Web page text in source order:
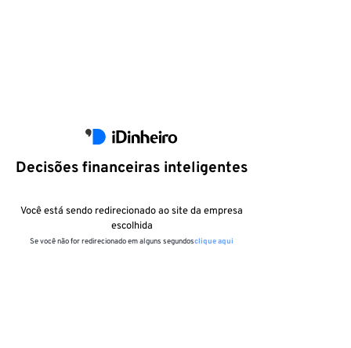
Decisões financeiras inteligentes
Você está sendo redirecionado ao site da empresa
escolhida
Se você não for redirecionado em alguns segundosclique aqui